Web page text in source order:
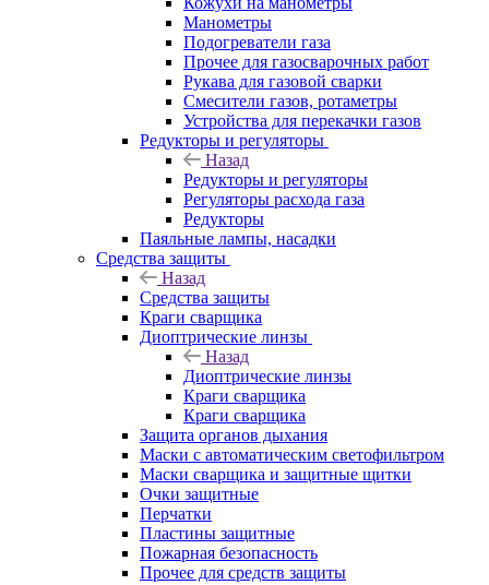
Манометры
Подогреватели газа
Прочее для газосварочных работ
Рукава для газовой сварки
Смесители газов, ротаметры
Устройства для перекачки газов
Редукторы и регуляторы
Назад
Редукторы и регуляторы
Регуляторы расхода газа
Редукторы
Паяльные лампы, насадки
Средства защиты
Назад
Средства защиты
Краги сварщика
Диоптрические линзы
Назад
Диоптрические линзы
Краги сварщика
Краги сварщика
Защита органов дыхания
Маски с автоматическим светофильтром
Маски сварщика и защитные щитки
Очки защитные
Перчатки
Пластины защитные
Пожарная безопасность
Прочее для средств защиты